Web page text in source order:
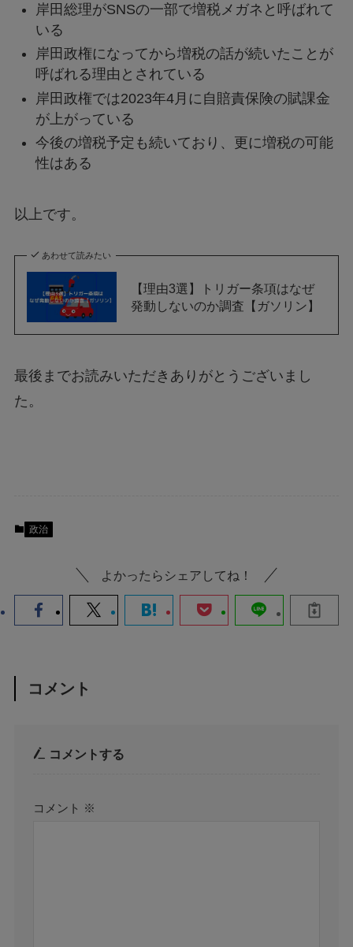
岸田総理がSNSの一部で増税メガネと呼ばれて
いる
岸田政権になってから増税の話が続いたことが
呼ばれる理由とされている
岸田政権では2023年4月に自賠責保険の賦課金
が上がっている
今後の増税予定も続いており、更に増税の可能
性はある
以上です。
あわせて読みたい
【理由3選】トリガー条項はなぜ
発動しないのか調査【ガソリン】
最後までお読みいただきありがとうございまし
た。
政治
よかったらシェアしてね！
コメント
コメントする
コメント ※